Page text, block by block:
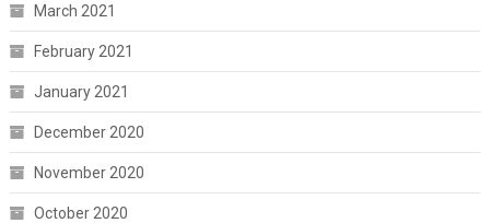
March 2021
February 2021
January 2021
December 2020
November 2020
October 2020